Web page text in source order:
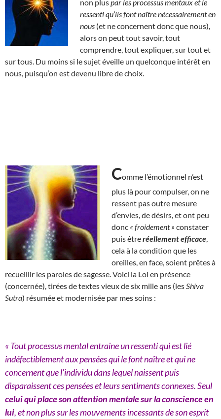
non pluspar les processus mentaux et le
ressenti qu’ils font naître nécessairement en
nous (et ne concernent donc que nous),
alors on peut tout savoir, tout
comprendre, tout expliquer, sur tout et
sur tous. Du moins si le sujet éveille un quelconque intérêt en
nous, puisqu’on est devenu libre de choix.
Comme l’émotionnel n’est
plus là pour compulser, on ne
ressent pas outre mesure
d’envies, de désirs, et ont peu
donc « froidement » constater
puis êtreréellement efficace
cela à la condition que les
oreilles, en face, soient prêtes à
recueillir les paroles de sagesse. Voici la Loi en présence
(concernée), tirées de textes vieux de six mille ans (les Shiva
Sutra) résumée et modernisée par mes soins :
« Tout processus mental entraine un ressenti qui est lié
indéfectiblement aux pensées qui le font naître et qui ne
concernent que l’individu dans lequel naissent puis
disparaissent ces pensées et leurs sentiments connexes. Seul
celui qui place son attention mentale sur la conscience en
lui, et non plus sur les mouvements incessants de son esprit